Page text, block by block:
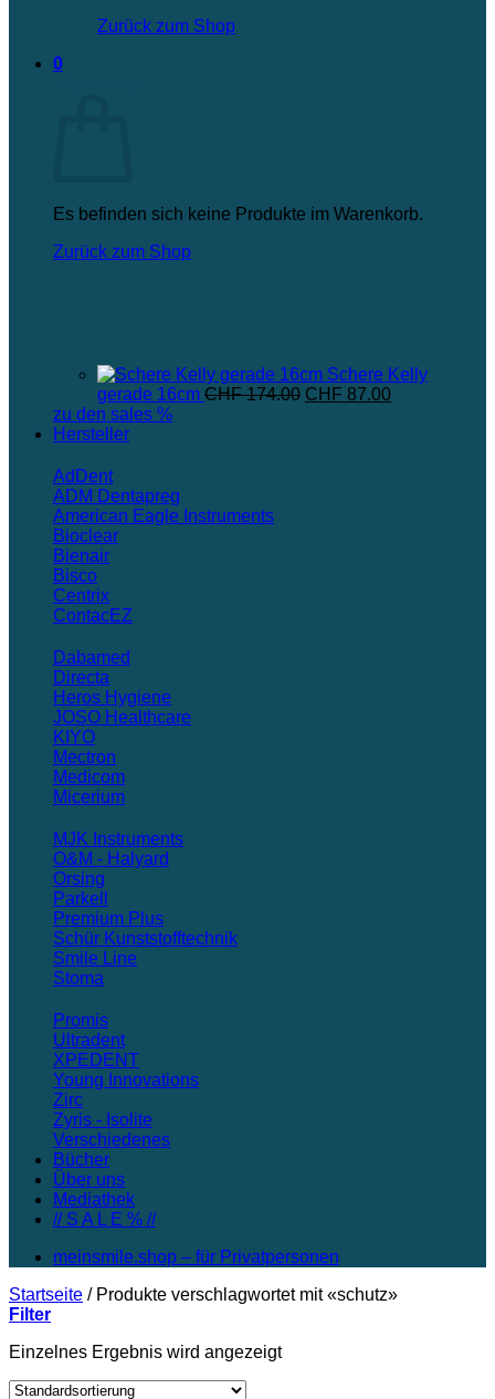
Zurück zum Shop
0
Es befinden sich keine Produkte im Warenkorb.
Zurück zum Shop
Schere Kelly
gerade 16cm CHF174.00 Ursprünglicher
CHF 87.00Aktueller
zu den sales %
Hersteller
AdDent
ADM Dentapreg
American Eagle Instruments
Bioclear
Bienair
Bisco
Centrix
ContacEZ
Dabamed
Directa
Heros Hygiene
JOSO Healthcare
KIYO
Mectron
Medicom
Micerium
MJK Instruments
O&M - Halyard
Orsing
Parkell
Premium Plus
Schür Kunststofftechnik
Smile Line
Stoma
Promis
Ultradent
XPEDENT
Young Innovations
Zirc
Zyris - Isolite
Verschiedenes
Bücher
Über uns
Mediathek
// S A L E % //
meinsmile.shop – für Privatpersonen
Startseite /Produkte verschlagwortet mit «schutz»
Filter
Einzelnes Ergebnis wird angezeigt